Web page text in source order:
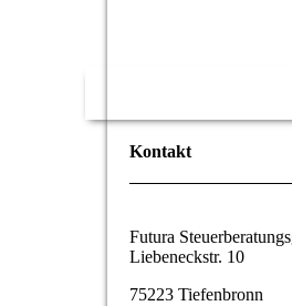
Kontakt
Futura
Liebeneckstr. 10
75223 Tiefenbronn